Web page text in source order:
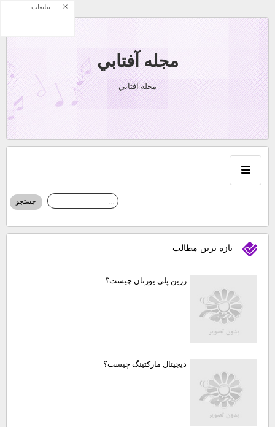
مجله آفتابي
مجله آفتابي
تازه ترين مطالب
رزین پلی یورتان چیست؟
دیجیتال مارکتینگ چیست؟
تبلیغات ×